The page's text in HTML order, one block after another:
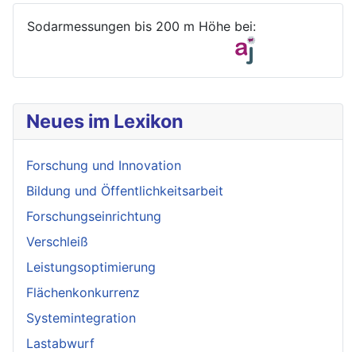
Neues im Lexikon
Forschung und Innovation
Bildung und Öffentlichkeitsarbeit
Forschungseinrichtung
Verschleiß
Leistungsoptimierung
Flächenkonkurrenz
Systemintegration
Lastabwurf
Sodarmessungen bis 200 m Höhe bei: